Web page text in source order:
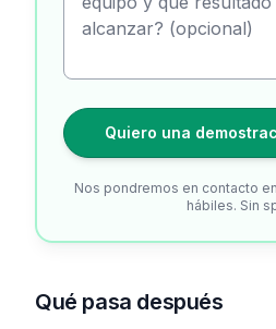
Quiero una
Nos pondremos en contacto
hábiles. Sin
Qué pasa después